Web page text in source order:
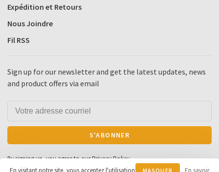
Expédition et Retours
Nous Joindre
Fil RSS
Sign up for our newsletter and get the latest updates, news
and product offers via email
S'ABONNER
By signing up, you agree to our Privacy Policy.
En visitant notre site, vous acceptez l'utilisation
MASQUER En savoir